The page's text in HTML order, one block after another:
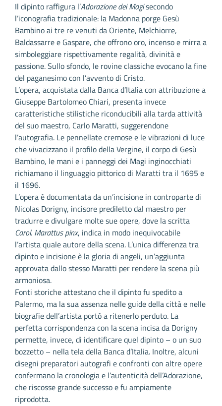
Il dipinto raffigura l’Adorazione dei Magisecondo
l’iconografia tradizionale: la Madonna porge Gesù
Bambino ai tre re venuti da Oriente, Melchiorre,
Baldassarre e Gaspare, che offrono oro, incenso e mirra a
simboleggiare rispettivamente regalità, divinità e
passione. Sullo sfondo, le rovine classiche evocano la fine
del paganesimo con l’avvento di Cristo.
L’opera, acquistata dalla Banca d’Italia con attribuzione a
Giuseppe Bartolomeo Chiari, presenta invece
caratteristiche stilistiche riconducibili alla tarda attività
del suo maestro, Carlo Maratti, suggerendone
l’autografia. Le pennellate cremose e le vibrazioni di luce
che vivacizzano il profilo della Vergine, il corpo di Gesù
Bambino, le mani e i panneggi dei Magi inginocchiati
richiamano il linguaggio pittorico di Maratti tra il 1695 e
il 1696.
L’opera è documentata da un’incisione in controparte di
Nicolas Dorigny, incisore prediletto dal maestro per
tradurre e divulgare molte sue opere, dove la scritta
Carol. Marattus pinx, indica in modo inequivocabile
l’artista quale autore della scena. L’unica differenza tra
dipinto e incisione è la gloria di angeli, un’aggiunta
approvata dallo stesso Maratti per rendere la scena più
armoniosa.
Fonti storiche attestano che il dipinto fu spedito a
Palermo, ma la sua assenza nelle guide della città e nelle
biografie dell’artista portò a ritenerlo perduto. La
perfetta corrispondenza con la scena incisa da Dorigny
permette, invece, di identificare quel dipinto – o un suo
bozzetto – nella tela della Banca d’Italia. Inoltre, alcuni
disegni preparatori autografi e confronti con altre opere
confermano la cronologia e l’autenticità dell’Adorazione,
che riscosse grande successo e fu ampiamente
riprodotta.